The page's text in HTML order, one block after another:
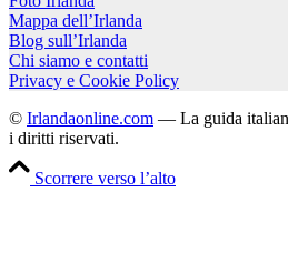
Mappa dell’Irlanda
Blog sull’Irlanda
Chi siamo e contatti
Privacy e Cookie Policy
© Irlandaonline.com — La guida
i diritti riservati.
Scorrere verso l’alto